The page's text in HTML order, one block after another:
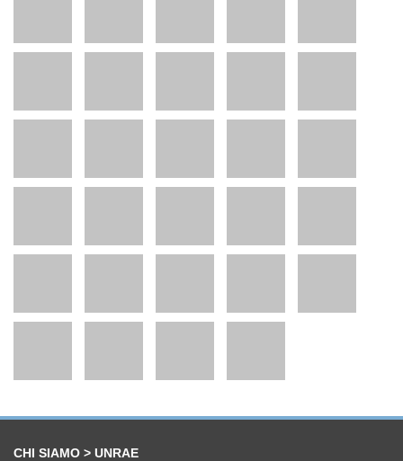
CHI SIAMO > UNRAE